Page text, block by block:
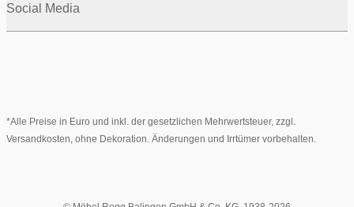
Social Media
*Alle Preise in Euro und inkl. der gesetzlichen Mehrwertsteuer, zzgl.
Versandkosten, ohne Dekoration. Änderungen und Irrtümer vorbehalten.